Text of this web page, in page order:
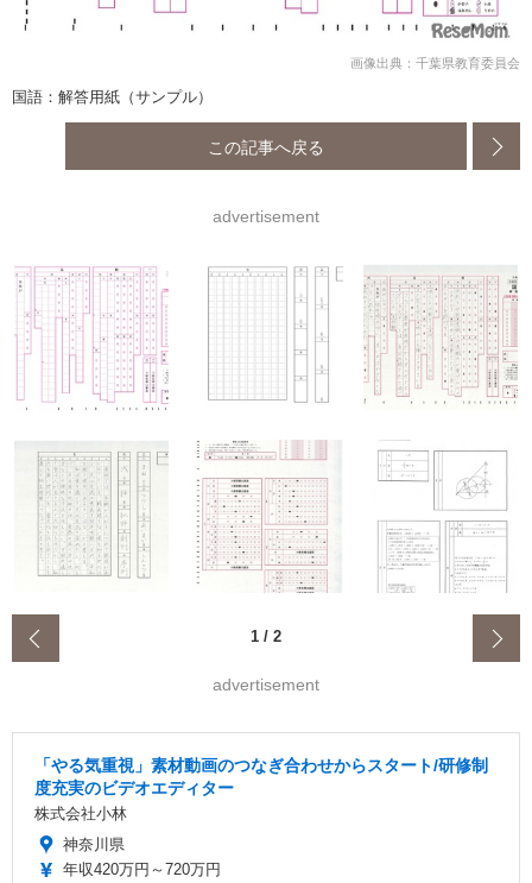
画像出典：千葉県教育委員会
国語：解答用紙（サンプル）
この記事へ戻る
advertisement
1 / 2
advertisement
「やる気重視」素材動画のつなぎ合わせからスタート/研修制
度充実のビデオエディター
株式会社小林
神奈川県
年収420万円～720万円